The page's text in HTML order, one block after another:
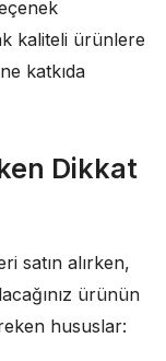
kaliteli ürünlere
katkıda
Dikkat
satın alırken,
ürünün
hususlar: